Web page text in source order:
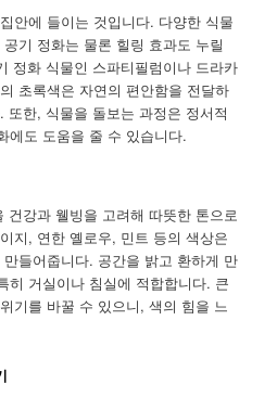
안에 들이는 것입니다. 다양한 식물
기 정화는 물론 힐링 효과도 누릴
정화 식물인 스파티필럼이나 드라카
초록색은 자연의 편안함을 전달하
또한, 식물을 돌보는 과정은 정서적
에도 도움을 줄 수 있습니다.
건강과 웰빙을 고려해 따뜻한 톤으로
지, 연한 옐로우, 민트 등의 색상은
들어줍니다. 공간을 밝고 환하게 만
히 거실이나 침실에 적합합니다. 큰
기를 바꿀 수 있으니, 색의 힘을 느